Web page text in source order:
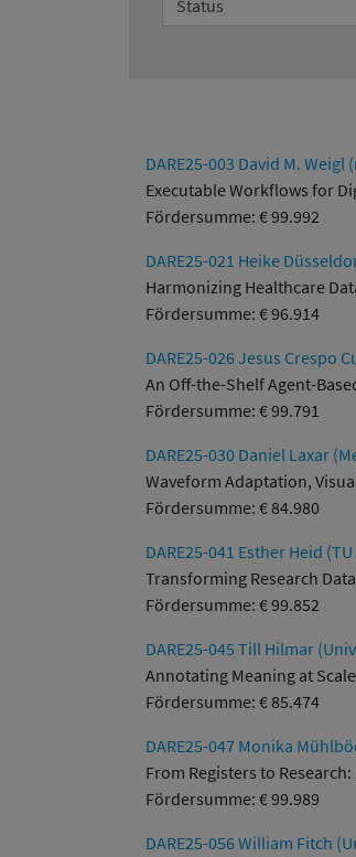
DARE25-003 David M.
Executable Workflows for
Fördersumme: € 99.992
DARE25-021 Heike
Harmonizing Healthcare
Fördersumme: € 96.914
DARE25-026 Jesus Crespo
An Off-the-Shelf Agent-
Fördersumme: € 99.791
DARE25-030 Daniel Laxar
Waveform Adaptation,
Fördersumme: € 84.980
DARE25-041 Esther Heid
Transforming Research
Fördersumme: € 99.852
DARE25-045 Till Hilmar
Annotating Meaning at
Fördersumme: € 85.474
DARE25-047 Monika
From Registers to
Fördersumme: € 99.989
DARE25-056 William Fitch